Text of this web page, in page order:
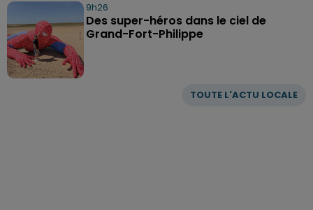
TOUTE L'ACTU LOCALE
9h26
Des super-héros dans le ciel de
Grand-Fort-Philippe